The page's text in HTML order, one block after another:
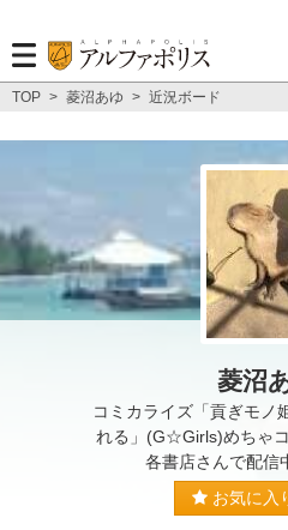
TOP > 菱沼あゆ > 近況ボード
菱沼
コミカライズ「貢ぎモノ
れる」(G☆Girls)めちゃ
各書店さんで配
お気に入